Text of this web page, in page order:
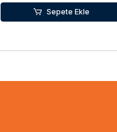
Sepete Ekle